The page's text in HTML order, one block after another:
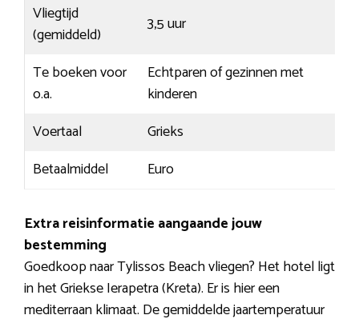
Vliegtijd
(gemiddeld)
3,5 uur
Te boeken voor
o.a.
Echtparen of gezinnen met
kinderen
Voertaal
Grieks
Betaalmiddel
Euro
Extra reisinformatie aangaande jouw
bestemming
Goedkoop naar Tylissos Beach vliegen? Het hotel ligt
in het Griekse Ierapetra (Kreta). Er is hier een
mediterraan klimaat. De gemiddelde jaartemperatuur